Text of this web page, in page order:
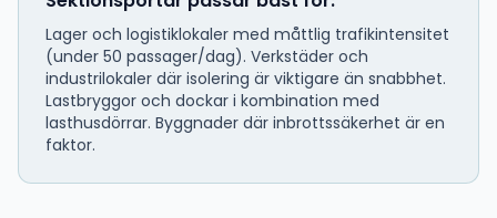
Lager och logistiklokaler med måttlig trafikintensitet
(under 50 passager/dag). Verkstäder och
industrilokaler där isolering är viktigare än snabbhet.
Lastbryggor och dockar i kombination med
lasthusdörrar. Byggnader där inbrottssäkerhet är en
faktor.